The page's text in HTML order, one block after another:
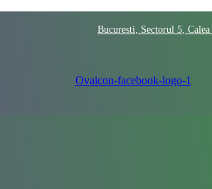
Bucuresti, Sectorul 5,
Ovaicon-facebook-logo-1